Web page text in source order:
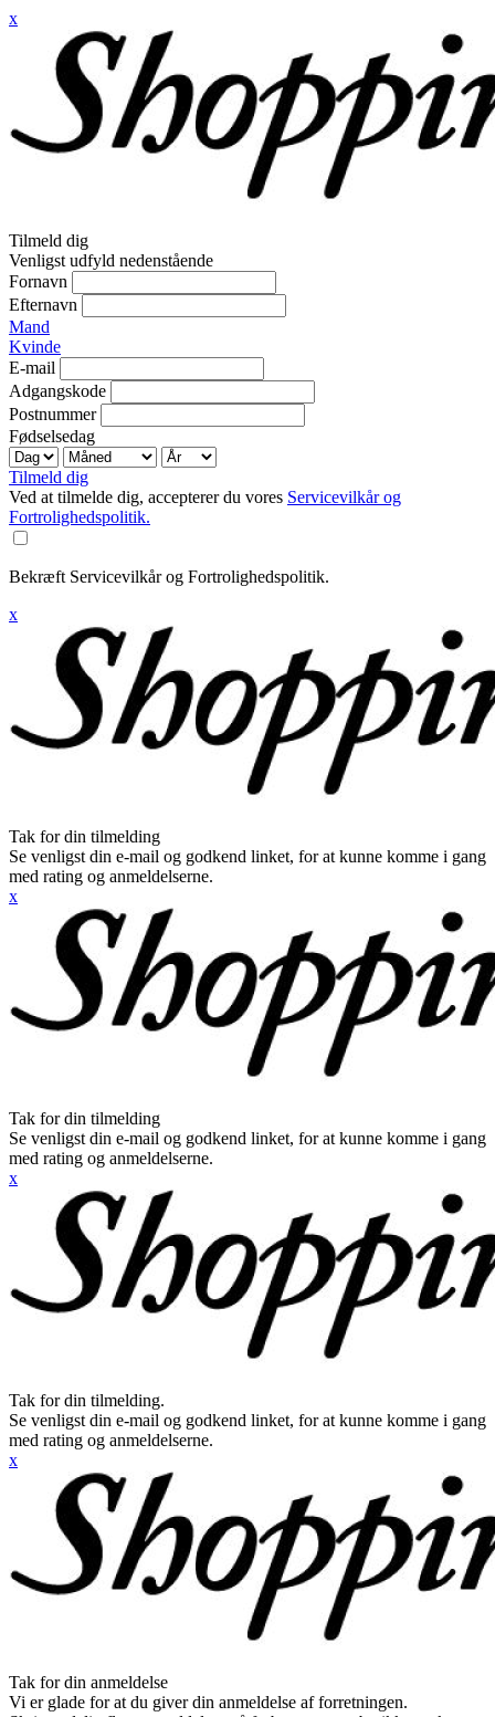
x
Tilmeld dig
Venligst udfyld nedenstående
Fornavn
Efternavn
Mand
Kvinde
E-mail
Adgangskode
Postnummer
Fødselsedag
Tilmeld dig
Ved at tilmelde dig, accepterer du vores Servicevilkår og
Fortrolighedspolitik.
Bekræft Servicevilkår og Fortrolighedspolitik.
x
Tak for din tilmelding
Se venligst din e-mail og godkend linket, for at kunne komme i gang
med rating og anmeldelserne.
x
Tak for din tilmelding
Se venligst din e-mail og godkend linket, for at kunne komme i gang
med rating og anmeldelserne.
x
Tak for din tilmelding.
Se venligst din e-mail og godkend linket, for at kunne komme i gang
med rating og anmeldelserne.
x
Tak for din anmeldelse
Vi er glade for at du giver din anmeldelse af forretningen.